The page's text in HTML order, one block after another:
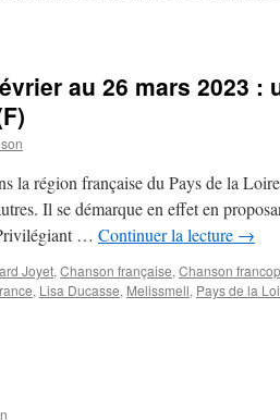
au 26 mars 2023 :
la région française du Pays de la
Il se démarque en effet en
… Continuer la lecture →
Joyet, Chanson française, Chanson
, Lisa Ducasse, Melissmell, Pays de la